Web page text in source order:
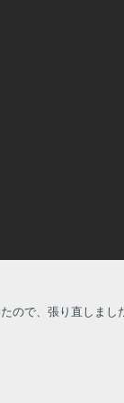
ので、張り直しまし